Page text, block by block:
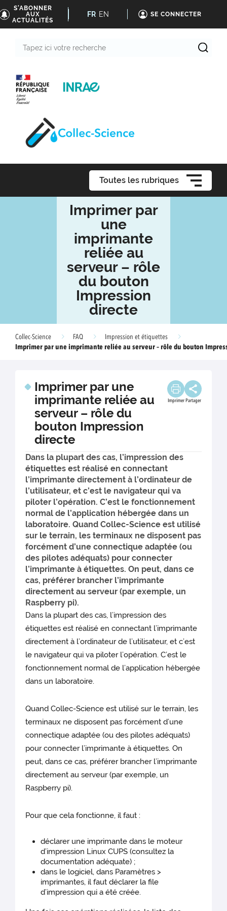
S'ABONNER
AUX
ACTUALITÉS
FR EN SE CONNECTER
Toutes les rubriques
Imprimer par
une
imprimante
reliée au
serveur – rôle
du bouton
Impression
directe
Collec-Science FAQ
Impression et étiquettes
Imprimer par une imprimante reliée au serveur – rôle du bouton
Imprimer par une
imprimante reliée au
serveur – rôle du
bouton Impression
directe
Imprimer Partager
Dans la plupart des cas, l’impression des
étiquettes est réalisé en connectant
l’imprimante directement à l’ordinateur de
l’utilisateur, et c’est le navigateur qui va
piloter l’opération. C’est le fonctionnement
normal de l’application hébergée dans un
laboratoire. Quand Collec-Science est utilisé
sur le terrain, les terminaux ne disposent pas
forcément d’une connectique adaptée (ou
des pilotes adéquats) pour connecter
l’imprimante à étiquettes. On peut, dans ce
cas, préférer brancher l’imprimante
directement au serveur (par exemple, un
Raspberry pi).
Dans la plupart des cas, l’impression des
étiquettes est réalisé en connectant l’imprimante
directement à l’ordinateur de l’utilisateur, et c’est
le navigateur qui va piloter l’opération. C’est le
fonctionnement normal de l’application hébergée
dans un laboratoire.
Quand Collec-Science est utilisé sur le terrain, les
terminaux ne disposent pas forcément d’une
connectique adaptée (ou des pilotes adéquats)
pour connecter l’imprimante à étiquettes. On
peut, dans ce cas, préférer brancher l’imprimante
directement au serveur (par exemple, un
Raspberry pi).
Pour que cela fonctionne, il faut :
déclarer une imprimante dans le moteur
d’impression Linux CUPS (consultez la
documentation adéquate) ;
dans le logiciel, dans Paramètres >
imprimantes, il faut déclarer la file
d’impression qui a été créée.